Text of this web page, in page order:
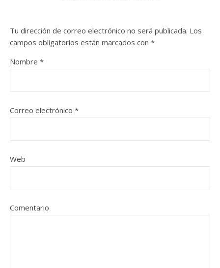
Tu dirección de correo electrónico no será publicada. Los
campos obligatorios están marcados con *
Nombre *
Correo electrónico *
Web
Comentario